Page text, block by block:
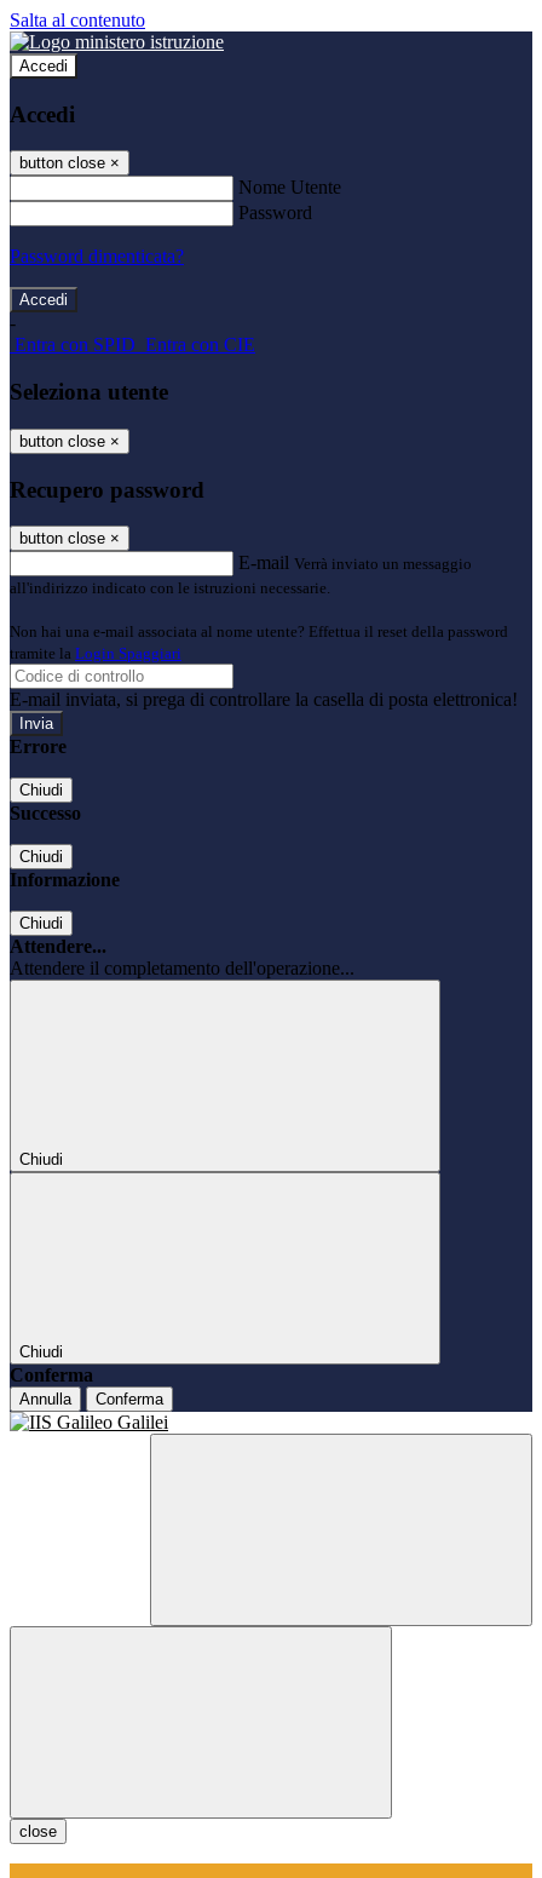
Salta al contenuto
Accedi
Accedi
button close ×
Nome Utente
Password
Password dimenticata?
-
Entra con SPID Entra con CIE
Seleziona utente
button close ×
Recupero password
button close ×
E-mail Verrà inviato un messaggio
all'indirizzo indicato con le istruzioni necessarie.
Non hai una e-mail associata al nome utente? Effettua il reset della password
tramite la Login Spaggiari
E-mail inviata, si prega di controllare la casella di posta elettronica!
Errore
Chiudi
Successo
Chiudi
Informazione
Chiudi
Attendere...
Attendere il completamento dell'operazione...
Chiudi
Chiudi
Conferma
Annulla Conferma
close